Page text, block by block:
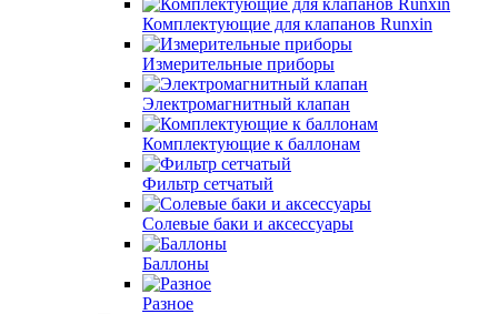
Комплектующие для клапанов Runxin
Измерительные приборы
Электромагнитный клапан
Комплектующие к баллонам
Фильтр сетчатый
Солевые баки и аксессуары
Баллоны
Разное